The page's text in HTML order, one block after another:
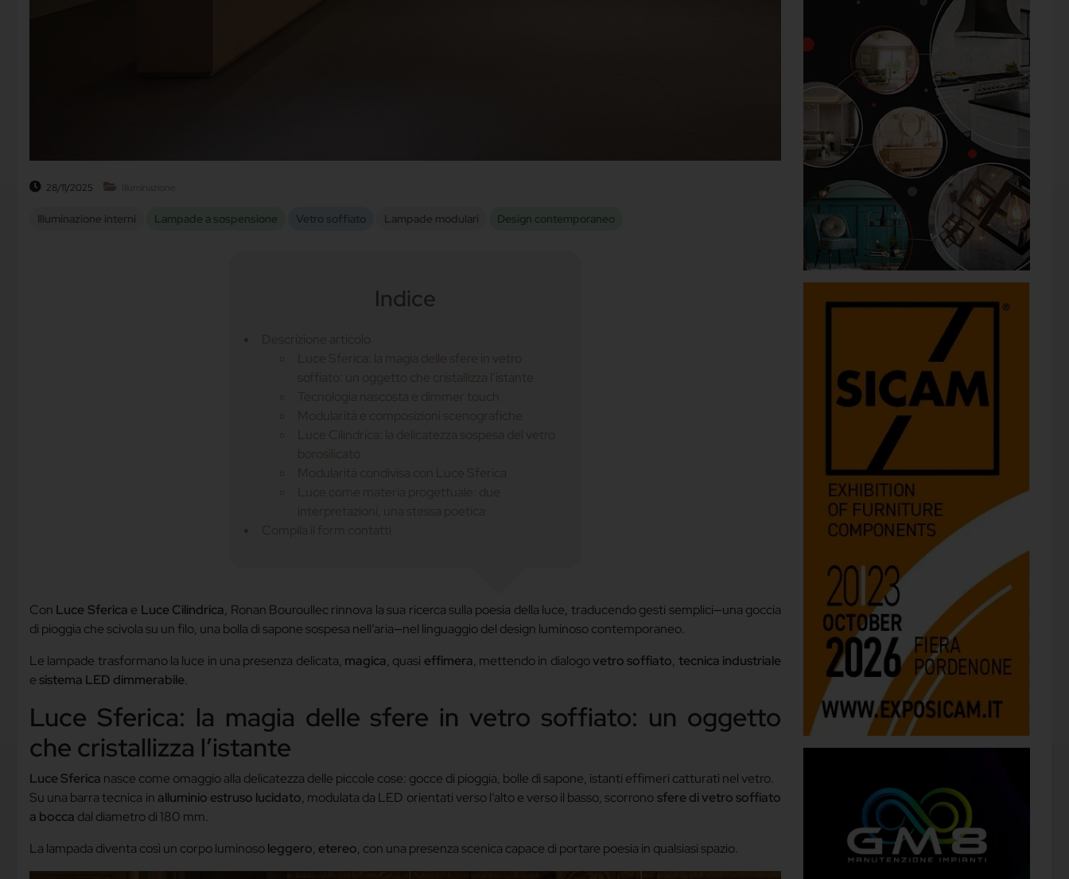
28/11/2025 Illuminazione
Illuminazione interni Lampade a sospensione Vetro soffiato Lampade modulari Design contemporaneo
Indice
Con Luce Sferica e Luce Cilindrica, Ronan Bouroullec rinnova la sua ricerca sulla poesia della luce, traducendo gesti semplici—una goccia
di pioggia che scivola su un filo, una bolla di sapone sospesa nell’aria—nel linguaggio del design luminoso contemporaneo.
Le lampade trasformano la luce in una presenza delicata, magica, quasi effimera, mettendo in dialogovetro soffiato, tecnica industriale
e sistema LED dimmerabile.
Luce Sferica: la magia delle sfere in vetro soffiato: un oggetto
che cristallizza l’istante
Luce Sferica nasce come omaggio alla delicatezza delle piccole cose: gocce di pioggia, bolle di sapone, istanti effimeri catturati nel vetro.
Su una barra tecnica in alluminio estruso lucidato, modulata da LED orientati verso l’alto e verso il basso, scorrono sfere di vetro soffiato
a bocca dal diametro di 180 mm.
La lampada diventa così un corpo luminosoleggero, etereo, con una presenza scenica capace di portare poesia in qualsiasi spazio.